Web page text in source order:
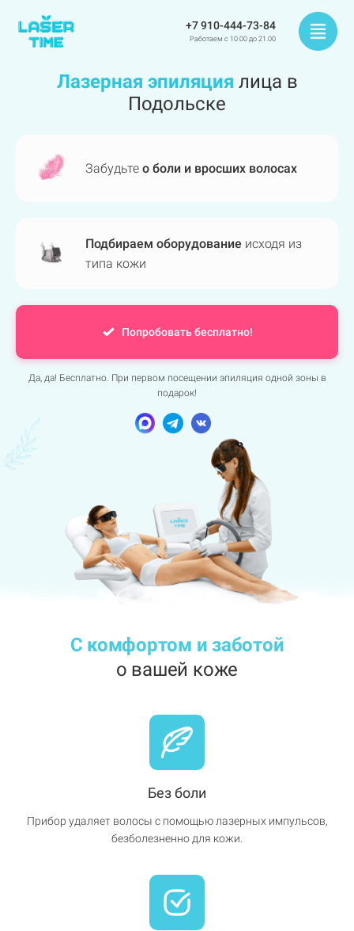
+7 910-444-73-84
Работаем с 10.00 до 21.00
Лазерная эпиляция лица в
Подольске
Забудьте о боли и вросших волосах
Подбираем оборудование исходя из
типа кожи
Попробовать бесплатно!
Да, да! Бесплатно. При первом посещении эпиляция одной зоны в
подарок!
С комфортом и заботой
о вашей коже
Без боли
Прибор удаляет волосы с помощью лазерных импульсов,
безболезненно для кожи.